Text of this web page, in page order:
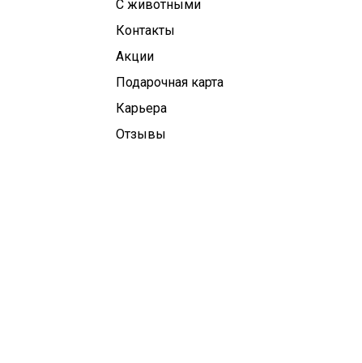
С животными
Контакты
Aкции
Подарочная карта
Карьера
Отзывы